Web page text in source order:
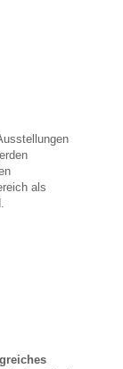
als